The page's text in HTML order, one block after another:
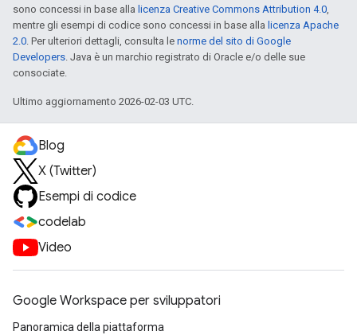
sono concessi in base alla licenza Creative Commons Attribution 4.0,
mentre gli esempi di codice sono concessi in base alla licenza Apache
2.0. Per ulteriori dettagli, consulta le norme del sito di Google
Developers. Java è un marchio registrato di Oracle e/o delle sue
consociate.
Ultimo aggiornamento 2026-02-03 UTC.
Blog
X (Twitter)
Esempi di codice
codelab
Video
Google Workspace per sviluppatori
Panoramica della piattaforma